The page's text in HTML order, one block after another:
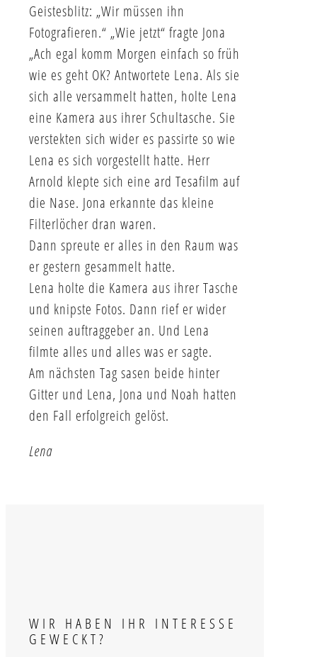
Geistesblitz: „Wir müssen ihn
Fotografieren.“ „Wie jetzt“ fragte Jona
„Ach egal komm Morgen einfach so früh
wie es geht OK? Antwortete Lena. Als sie
sich alle versammelt hatten, holte Lena
eine Kamera aus ihrer Schultasche. Sie
verstekten sich wider es passirte so wie
Lena es sich vorgestellt hatte. Herr
Arnold klepte sich eine ard Tesafilm auf
die Nase. Jona erkannte das kleine
Filterlöcher dran waren.
Dann spreute er alles in den Raum was
er gestern gesammelt hatte.
Lena holte die Kamera aus ihrer Tasche
und knipste Fotos. Dann rief er wider
seinen auftraggeber an. Und Lena
filmte alles und alles was er sagte.
Am nächsten Tag sasen beide hinter
Gitter und Lena, Jona und Noah hatten
den Fall erfolgreich gelöst.
Lena
WIR HABEN IHR INTERESSE
GEWECKT?